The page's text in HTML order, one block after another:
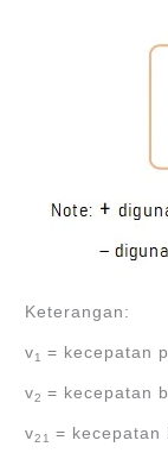
Keterangan:
v1= kecepatan
v2= kecepatan
v21= kecepatan